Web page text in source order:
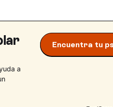
a
Encuentra tu